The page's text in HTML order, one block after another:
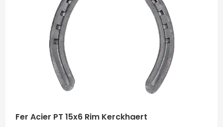
Fer Acier PT 15x6 Rim Kerckhaert